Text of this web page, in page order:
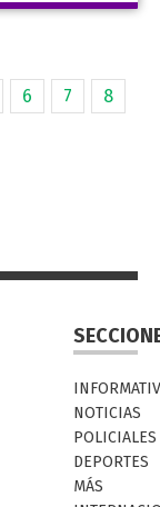
6 7
8
NOTICIAS
POLICIALES
DEPORTES
MÁS